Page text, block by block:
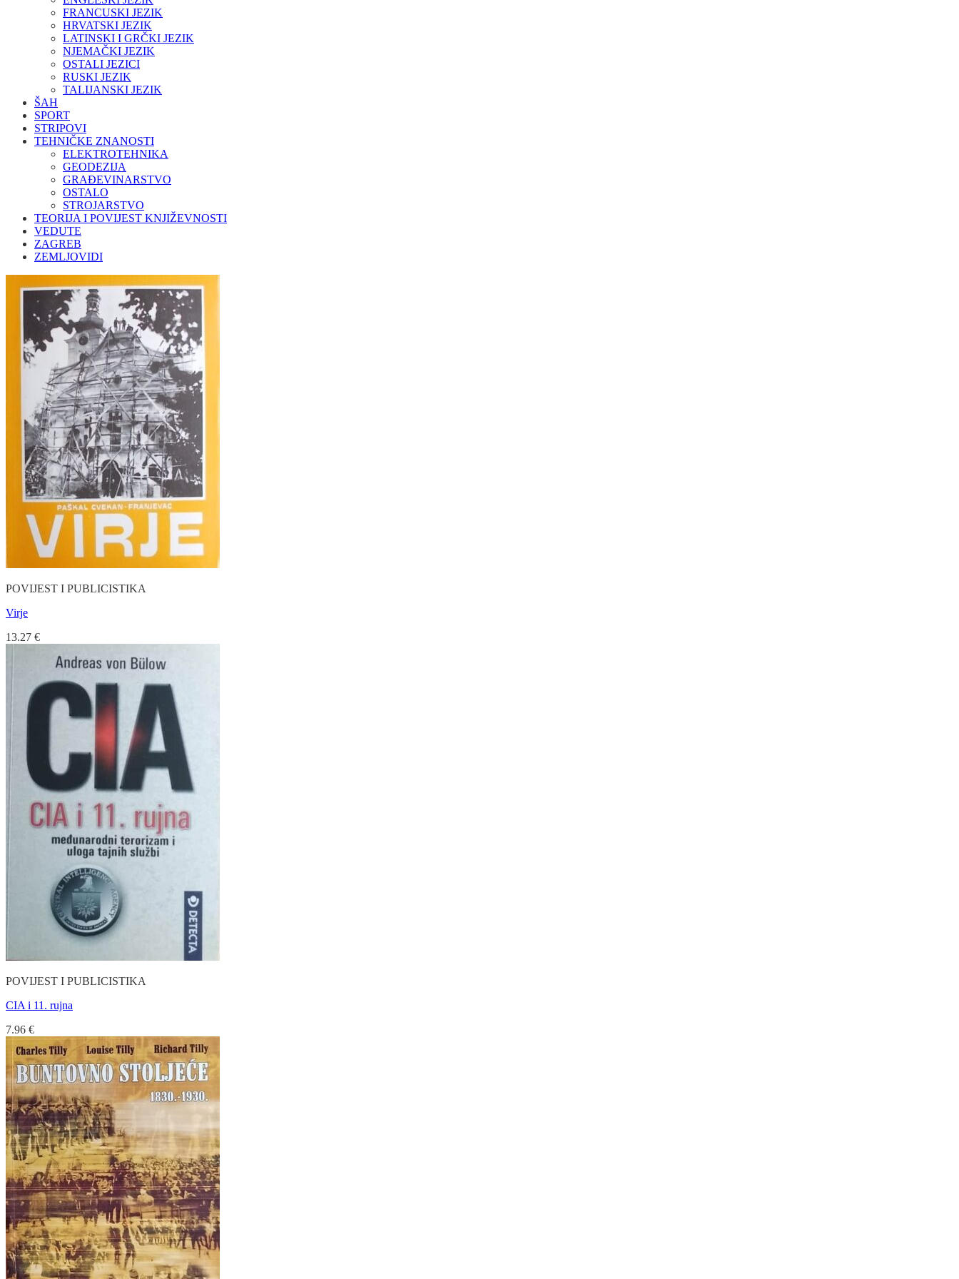
FRANCUSKI JEZIK
HRVATSKI JEZIK
LATINSKI I GRČKI JEZIK
NJEMAČKI JEZIK
OSTALI JEZICI
RUSKI JEZIK
TALIJANSKI JEZIK
ŠAH
SPORT
STRIPOVI
TEHNIČKE ZNANOSTI
ELEKTROTEHNIKA
GEODEZIJA
GRAĐEVINARSTVO
OSTALO
STROJARSTVO
TEORIJA I POVIJEST KNJIŽEVNOSTI
VEDUTE
ZAGREB
ZEMLJOVIDI
POVIJEST I PUBLICISTIKA
Virje
13.27 €
POVIJEST I PUBLICISTIKA
CIA i 11. rujna
7.96 €